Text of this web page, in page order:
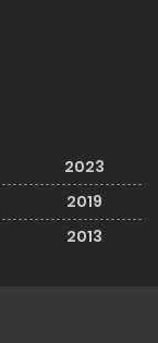
2023
2019
2013